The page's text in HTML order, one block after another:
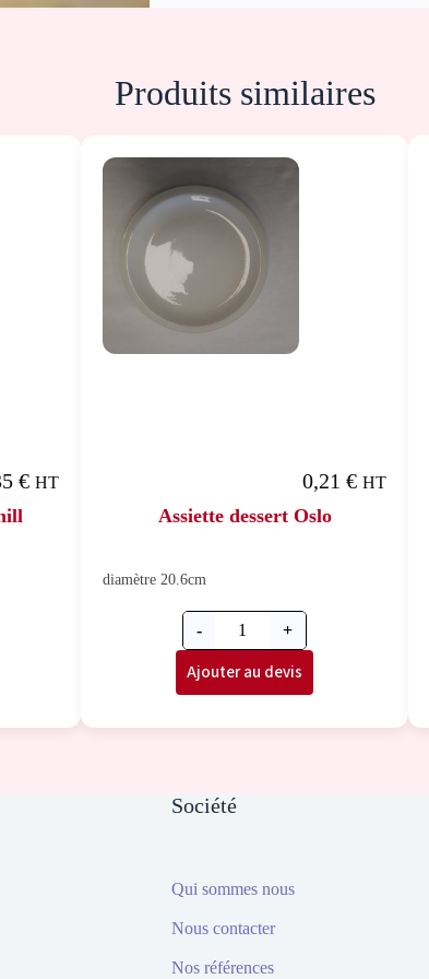
Produits similaires
€ HT
Assiette dessert Oslo
0,21 € HT
diamètre 20.6cm
- +
Ajouter au devis
Société
Qui sommes nous
Nous contacter
Nos références